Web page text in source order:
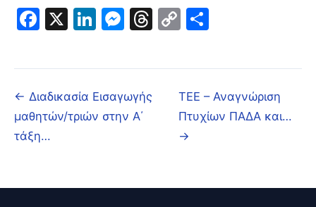
Facebook
X LinkedIn
Messenger
Threads
Copy
← Διαδικασία Εισαγωγής
μαθητών/τριών στην Α΄
τάξη…
ΤΕΕ – Αναγνώριση
Πτυχίων ΠΑΔΑ και…
→